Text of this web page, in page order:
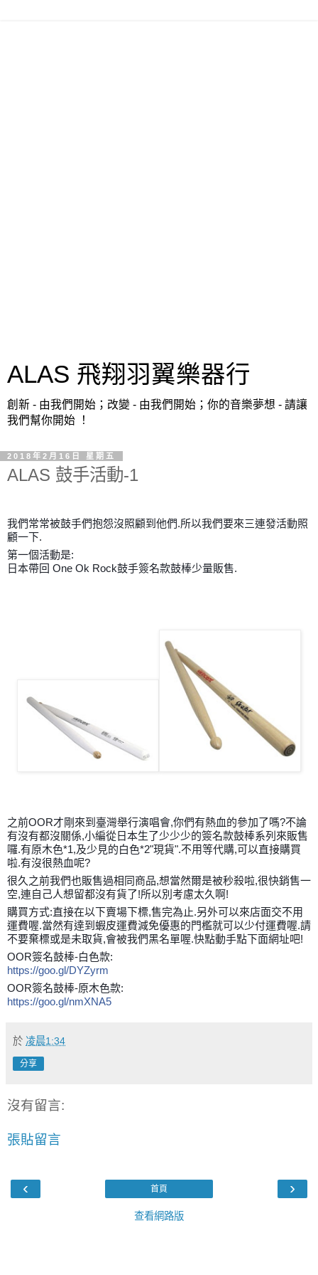
ALAS 飛翔羽翼樂器行
創新 - 由我們開始；改變 - 由我們開始；你的音樂夢想 - 請讓
我們幫你開始 ！
2018年2月16日 星期五
ALAS 鼓手活動-1
我們常常被鼓手們抱怨沒照顧到他們.所以我們要來三連發活動照
顧一下.
第一個活動是:
日本帶回 One Ok Rock鼓手簽名款鼓棒少量販售.
之前OOR才剛來到臺灣舉行演唱會,你們有熱血的參加了嗎?不論
有沒有都沒關係,小編從日本生了少少少的簽名款鼓棒系列來販售
囉.有原木色*1,及少見的白色*2"現貨".不用等代購,可以直接購買
啦.有沒很熱血呢?
很久之前我們也販售過相同商品,想當然爾是被秒殺啦,很快銷售一
空,連自己人想留都沒有貨了!所以別考慮太久啊!
購買方式:直接在以下賣場下標,售完為止.另外可以來店面交不用
運費喔.當然有達到蝦皮運費減免優惠的門檻就可以少付運費喔.請
不要棄標或是未取貨,會被我們黑名單喔.快點動手點下面網址吧!
OOR簽名鼓棒-白色款:
https://goo.gl/DYZyrm
OOR簽名鼓棒-原木色款:
https://goo.gl/nmXNA5
於 凌晨1:34
分享
沒有留言:
張貼留言
‹ ›
首頁
查看網路版